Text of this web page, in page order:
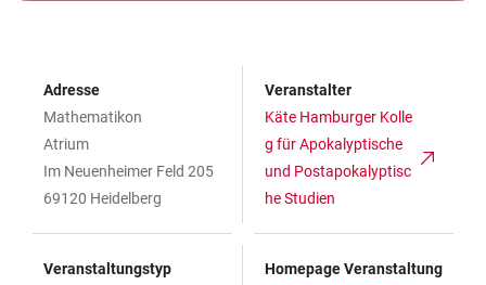
Adresse
Mathematikon
Atrium
Im Neuenheimer Feld 205
69120 Heidelberg
Veranstalter
Käte Hamburger Kolle
g für Apokalyptische
und Postapokalyptisc
he Studien
Veranstaltungstyp
Homepage Veranstaltung